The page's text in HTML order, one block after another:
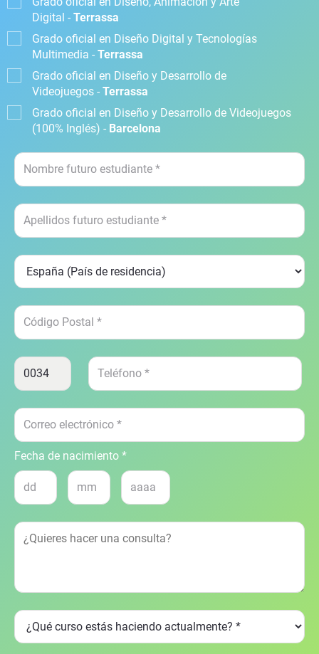
Digital - Terrassa
Grado oficial en Diseño Digital y Tecnologías
Multimedia - Terrassa
Grado oficial en Diseño y Desarrollo de
Videojuegos - Terrassa
Grado oficial en Diseño y Desarrollo de Videojuegos
(100% Inglés) - Barcelona
Fecha de nacimiento *